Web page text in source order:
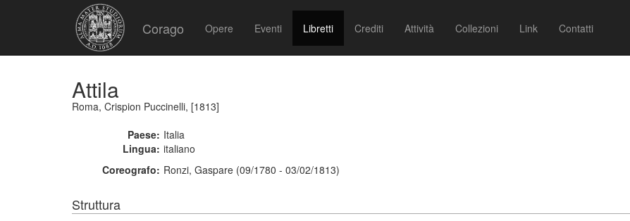
Corago Opere Eventi Libretti Crediti Attività Collezioni Link Contatti
Attila
Roma, Crispion Puccinelli, [1813]
Paese: Italia
Lingua: italiano
Coreografo: Ronzi, Gaspare (09/1780 - 03/02/1813)
Struttura